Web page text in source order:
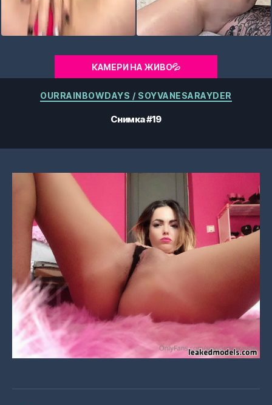
КАМЕРИ НА ЖИВО💦
Категории
OURRAINBOWDAYS / SOYVANESARAYDER
Снимка #19